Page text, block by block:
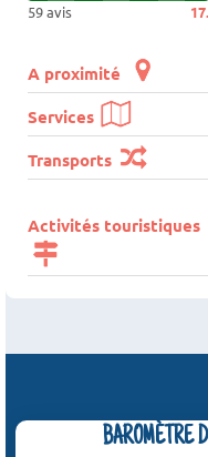
59 avis
A proximité
Services
Transports
Activités touristiques
BAROMÈTRE